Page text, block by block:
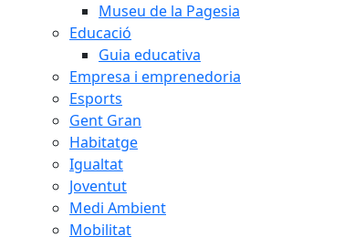
Museu de la Pagesia
Educació
Guia educativa
Empresa i emprenedoria
Esports
Gent Gran
Habitatge
Igualtat
Joventut
Medi Ambient
Mobilitat